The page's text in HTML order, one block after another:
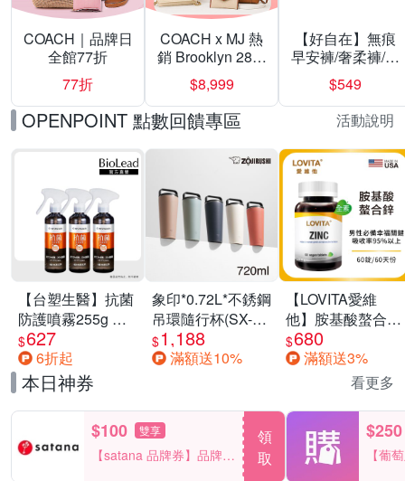
COACH｜品牌日
全館77折
77折
COACH x MJ 熱
銷 Brooklyn 28／
兩用／斜背包均
一價-多款可選
$8,999
【好自在】無痕
早安褲/奢柔褲/熊
抱安睡褲 超值組
任選一組 -生理
褲/衛生棉褲(無痕
褲18片、安睡褲
24片)
$549
OPENPOINT 點數回饋專區 活動說明
【台塑生醫】抗菌
防護噴霧255g 三
入組
$627
6折起
象印*0.72L*不銹鋼
吊環隨行杯(SX-
LA72H)
$1,188
滿額送10%
【LOVITA愛維
他】胺基酸螯合鋅
x2瓶30mg素食錠
(鋅錠)
$680
滿額送3%
本日神券 看更多
$100 雙享
【satana 品牌券】品牌週
一件折$100
領
取
$250
【葡
品滿